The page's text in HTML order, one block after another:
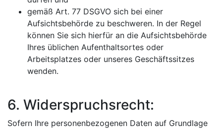
gemäß Art. 77 DSGVO sich bei einer
Aufsichtsbehörde zu beschweren. In der Regel
können Sie sich hierfür an die Aufsichtsbehörde
Ihres üblichen Aufenthaltsortes oder
Arbeitsplatzes oder unseres Geschäftssitzes
wenden.
6. Widerspruchsrecht:
Sofern Ihre personenbezogenen Daten auf Grundlage